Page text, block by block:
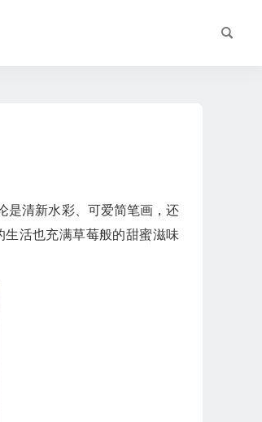
是清新水彩、可爱简笔画，还
活也充满草莓般的甜蜜滋味